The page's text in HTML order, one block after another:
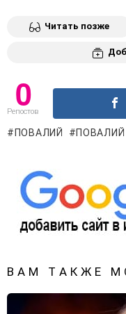
Читать позже
0
Репостов
ПОВАЛИЙ
ВАМ ТАКЖЕ